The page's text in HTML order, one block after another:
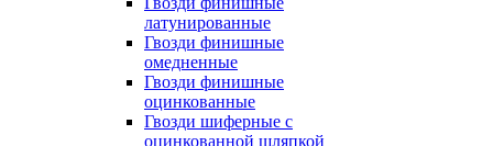
латунированные
Гвозди финишные
омедненные
Гвозди финишные
оцинкованные
Гвозди шиферные с
оцинкованной шляпкой